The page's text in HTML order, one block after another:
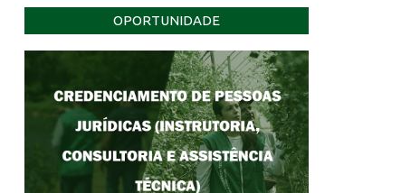
OPORTUNIDADE